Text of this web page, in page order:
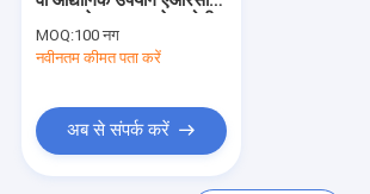
वेल्डिंग मशीन
MOQ:100 नग
नवीनतम कीमत पता करें
अब से संपर्क करें